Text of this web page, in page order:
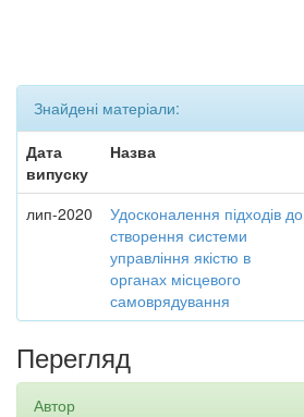
Знайдені матеріали:
Дата
випуску
Назва
лип-2020
Удосконалення підходів до
створення системи
управління якістю в
органах місцевого
самоврядування
Перегляд
Автор